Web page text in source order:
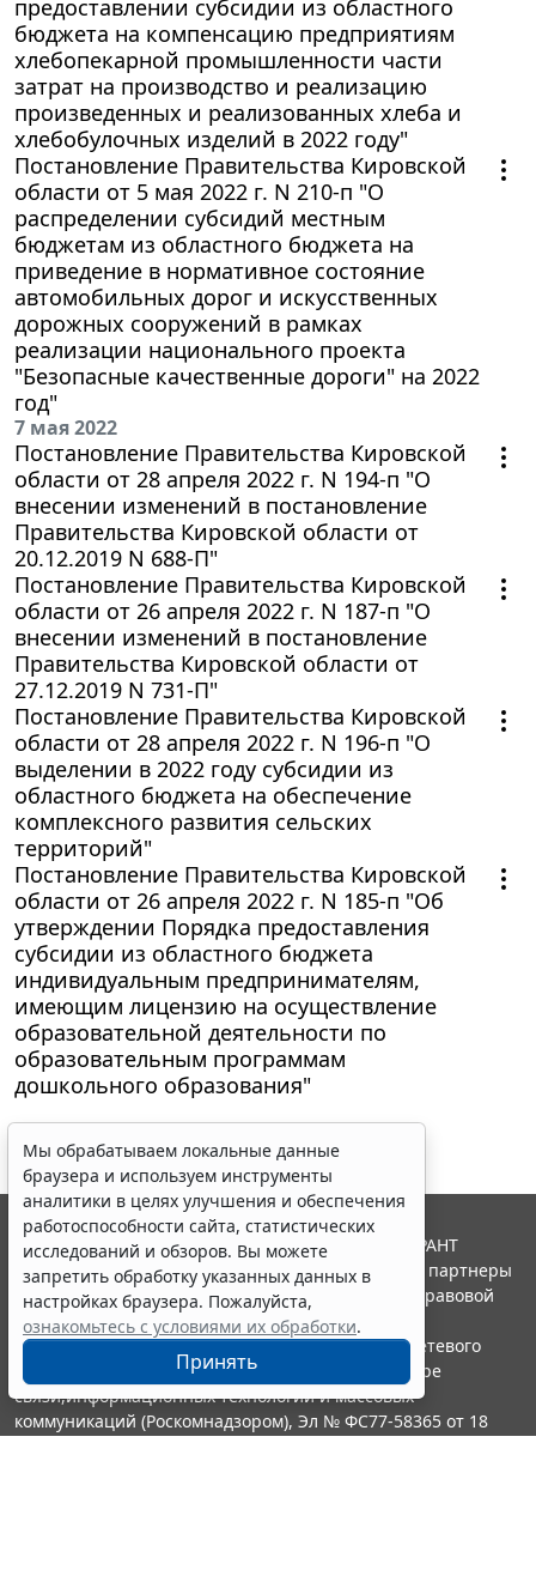
предоставлении субсидии из областного
бюджета на компенсацию предприятиям
хлебопекарной промышленности части
затрат на производство и реализацию
произведенных и реализованных хлеба и
хлебобулочных изделий в 2022 году"
Постановление Правительства Кировской
области от 5 мая 2022 г. N 210-п "О
распределении субсидий местным
бюджетам из областного бюджета на
приведение в нормативное состояние
автомобильных дорог и искусственных
дорожных сооружений в рамках
реализации национального проекта
"Безопасные качественные дороги" на 2022
год"
7 мая 2022
Постановление Правительства Кировской
области от 28 апреля 2022 г. N 194-п "О
внесении изменений в постановление
Правительства Кировской области от
20.12.2019 N 688-П"
Постановление Правительства Кировской
области от 26 апреля 2022 г. N 187-п "О
внесении изменений в постановление
Правительства Кировской области от
27.12.2019 N 731-П"
Постановление Правительства Кировской
области от 28 апреля 2022 г. N 196-п "О
выделении в 2022 году субсидии из
областного бюджета на обеспечение
комплексного развития сельских
территорий"
Постановление Правительства Кировской
области от 26 апреля 2022 г. N 185-п "Об
утверждении Порядка предоставления
субсидии из областного бюджета
индивидуальным предпринимателям,
имеющим лицензию на осуществление
образовательной деятельности по
образовательным программам
дошкольного образования"
Мы обрабатываем локальные данные
браузера и используем инструменты
аналитики в целях улучшения и обеспечения
работоспособности сайта, статистических
исследований и обзоров. Вы можете
запретить обработку указанных данных в
настройках браузера. Пожалуйста,
ознакомьтесь с условиями их обработки.
Принять
© ООО "НПП "ГАРАНТ-СЕРВИС", 2026. Система ГАРАНТ
выпускается с 1990 года. Компания "Гарант" и ее партнеры
являются участниками Российской ассоциации правовой
информации ГАРАНТ.
Портал ГАРАНТ.РУ зарегистрирован в качестве сетевого
издания Федеральной службой по надзору в сфере
связи,информационных технологий и массовых
коммуникаций (Роскомнадзором), Эл № ФС77-58365 от 18